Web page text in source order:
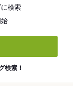
検索
検索！